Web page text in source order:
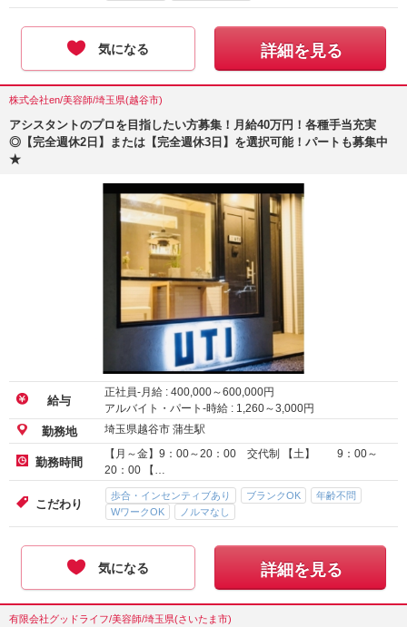
気になる 詳細を見る
株式会社en/美容師/埼玉県(越谷市)
アシスタントのプロを目指したい方募集！月給40万円！各種手当充実
◎【完全週休2日】または【完全週休3日】を選択可能！パートも募集中
★
給与
正社員-月給 : 400,000～600,000円
アルバイト・パート-時給 : 1,260～3,000円
勤務地 埼玉県越谷市 蒲生駅
勤務時間
【月～金】9：00～20：00 交代制 【土】 9：00～
20：00 【…
こだわり
歩合・インセンティブあり ブランクOK
年齢不問
WワークOK
ノルマなし
気になる 詳細を見る
有限会社グッドライフ/美容師/埼玉県(さいたま市)